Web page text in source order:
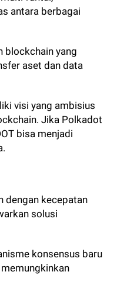
antara berbagai
blockchain yang
aset dan data
visi yang ambisius
Jika Polkadot
bisa menjadi
dengan kecepatan
solusi
konsensus baru